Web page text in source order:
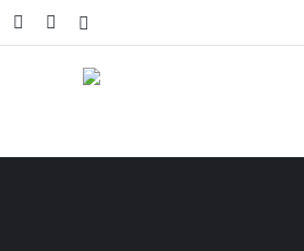
You TubeInstagramWhatsApp